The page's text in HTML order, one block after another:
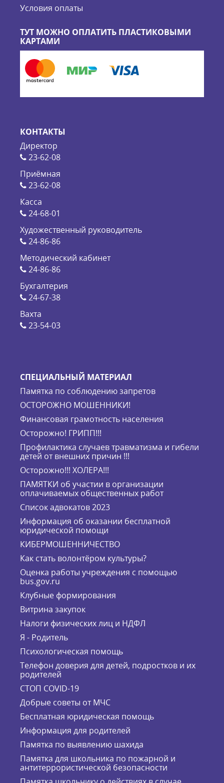
Условия оплаты
ТУТ МОЖНО ОПЛАТИТЬ ПЛАСТИКОВЫМИ
КАРТАМИ
КОНТАКТЫ
Директор
23-62-08
Приёмная
23-62-08
Касса
24-68-01
Художественный руководитель
24-86-86
Методический кабинет
24-86-86
Бухгалтерия
24-67-38
Вахта
23-54-03
СПЕЦИАЛЬНЫЙ МАТЕРИАЛ
Памятка по соблюдению запретов
ОСТОРОЖНО МОШЕННИКИ!
Финансовая грамотность населения
Осторожно! ГРИПП!!!
Профилактика случаев травматизма и гибели
детей от внешних причин !!!
Осторожно!!! ХОЛЕРА!!!
ПАМЯТКИ об участии в организации
оплачиваемых общественных работ
Список адвокатов 2023
Информация об оказании бесплатной
юридической помощи
КИБЕРМОШЕННИЧЕСТВО
Как стать волонтёром культуры?
Оценка работы учреждения с помощью
bus.gov.ru
Клубные формирования
Витрина закупок
Налоги физических лиц и НДФЛ
Я - Родитель
Психологическая помощь
Телефон доверия для детей, подростков и их
родителей
СТОП COVID-19
Добрые советы от МЧС
Бесплатная юридическая помощь
Информация для родителей
Памятка по выявлению шахида
Памятка для школьника по пожарной и
антитеррористической безопасности